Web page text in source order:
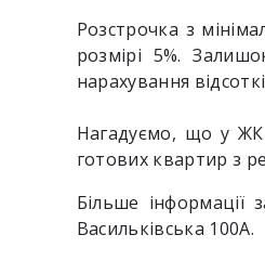
Розстрочка з
розмірі 5%.
нарахування
Нагадуємо, що у ЖК
готових квартир з
Більше інформації
Васильківська 100А.